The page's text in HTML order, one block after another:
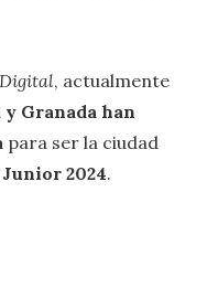
, actualmente
y Granada han
para ser la ciudad
2024.